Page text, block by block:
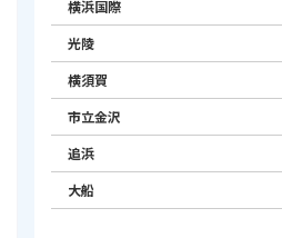
釜利谷中 中２ 理科 ３→
釜利谷中 中２ 理科 ３→
釜利谷中 中２ 理科 ３→
釜利谷中 中２ 社会 ４→５
釜利谷中 中２ 社会 ４→５
釜利谷中 中２ 社会 ４→５
釜利谷中 中２ 社会 ３→
逗子葉山高校 高１英語コミ
逗子葉山高校 高１英語コミ
磯子工業 高１数学Ⅰ 86点
横須賀大津高校 高１英語コ
点
金沢高校 高１数学Ⅰ 84点
金沢高校 高１英語コミュニ
横浜国際
光陵
横須賀
市立金沢
追浜
大船